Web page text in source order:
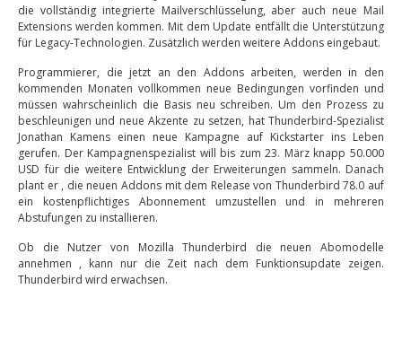
die vollständig integrierte Mailverschlüsselung, aber auch neue Mail
Extensions werden kommen. Mit dem Update entfällt die Unterstützung
für Legacy-Technologien. Zusätzlich werden weitere Addons eingebaut.
Programmierer, die jetzt an den Addons arbeiten, werden in den
kommenden Monaten vollkommen neue Bedingungen vorfinden und
müssen wahrscheinlich die Basis neu schreiben. Um den Prozess zu
beschleunigen und neue Akzente zu setzen, hat Thunderbird-Spezialist
Jonathan Kamens einen neue Kampagne auf Kickstarter ins Leben
gerufen. Der Kampagnenspezialist will bis zum 23. März knapp 50.000
USD für die weitere Entwicklung der Erweiterungen sammeln. Danach
plant er , die neuen Addons mit dem Release von Thunderbird 78.0 auf
ein kostenpflichtiges Abonnement umzustellen und in mehreren
Abstufungen zu installieren.
Ob die Nutzer von Mozilla Thunderbird die neuen Abomodelle
annehmen , kann nur die Zeit nach dem Funktionsupdate zeigen.
Thunderbird wird erwachsen.